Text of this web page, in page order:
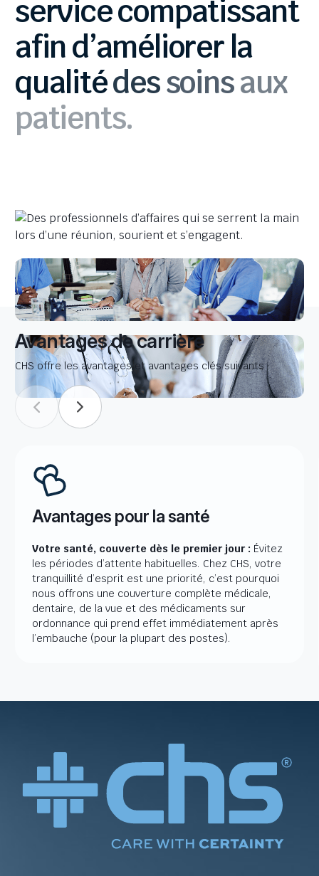
servicecompatissant
afind’améliorer la
qualitédessoinsaux
patients.
Avantages de carrière
CHS offre les avantages et avantages clés suivants :
Avantages pour la santé
Votre santé, couverte dès le premier jour : Évitez
les périodes d’attente habituelles. Chez CHS, votre
tranquillité d’esprit est une priorité, c’est pourquoi
nous offrons une couverture complète médicale,
dentaire, de la vue et des médicaments sur
ordonnance qui prend effet immédiatement après
l’embauche (pour la plupart des postes).